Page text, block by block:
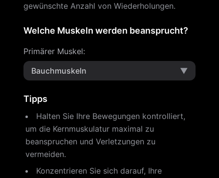
gewünschte Anzahl von Wiederholungen.
Welche Muskeln werden beansprucht?
Primärer Muskel:
Bauchmuskeln
▼
Tipps
Halten Sie Ihre Bewegungen kontrolliert,
um die Kernmuskulatur maximal zu
beanspruchen und Verletzungen zu
vermeiden.
Konzentrieren Sie sich darauf, Ihre